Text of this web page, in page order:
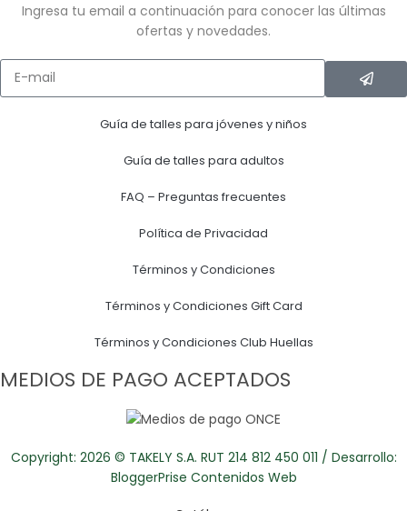
Ingresa tu email a continuación para conocer las últimas
ofertas y novedades.
Guía de talles para jóvenes y niños
Guía de talles para adultos
FAQ – Preguntas frecuentes
Política de Privacidad
Términos y Condiciones
Términos y Condiciones Gift Card
Términos y Condiciones Club Huellas
MEDIOS DE PAGO ACEPTADOS
Copyright: 2026 © TAKELY S.A. RUT 214 812 450 011 / Desarrollo:
BloggerPrise Contenidos Web